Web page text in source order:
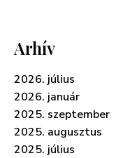
Arhív
2026. július
2026. január
2025. szeptember
2025. augusztus
2025. július